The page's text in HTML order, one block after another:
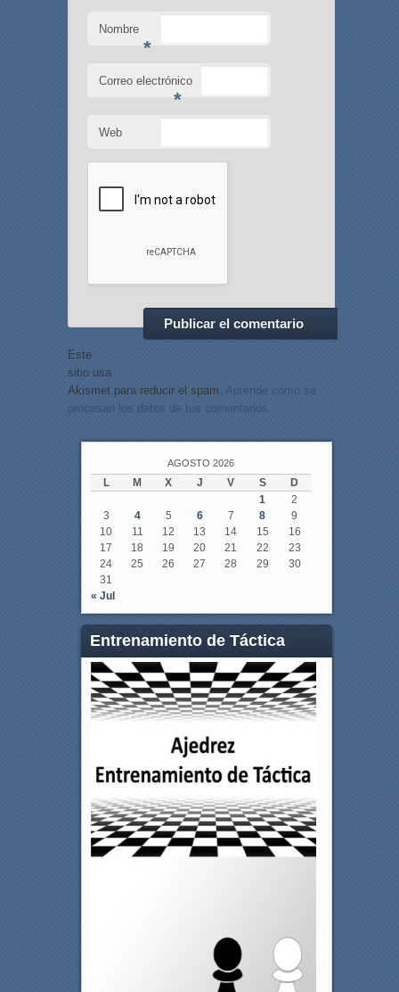
Nombre
*
Correo electrónico
*
Web
Este
sitio usa
Akismet para reducir el spam. Aprende cómo se
procesan los datos de tus comentarios.
AGOSTO 2026
L M X J V S
D
1
2
3
4 5 6 7 8
9
10
11 12 13 14 15
16
17
18 19 20 21 22
23
24
25 26 27 28 29
30
31
« Jul
Entrenamiento de Táctica